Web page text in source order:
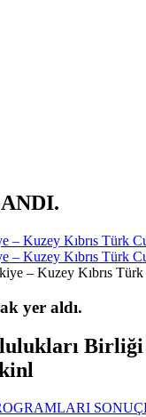
– Kuzey Kıbrıs
– Kuzey Kıbrıs
yer aldı.